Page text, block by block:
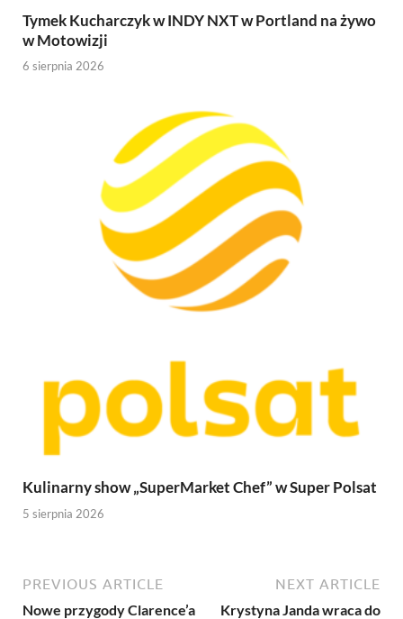
Tymek Kucharczyk w INDY NXT w Portland na żywo
w Motowizji
6 sierpnia 2026
Kulinarny show „SuperMarket Chef” w Super Polsat
5 sierpnia 2026
PREVIOUS ARTICLE
Nowe przygody Clarence’a
NEXT ARTICLE
Krystyna Janda wraca do